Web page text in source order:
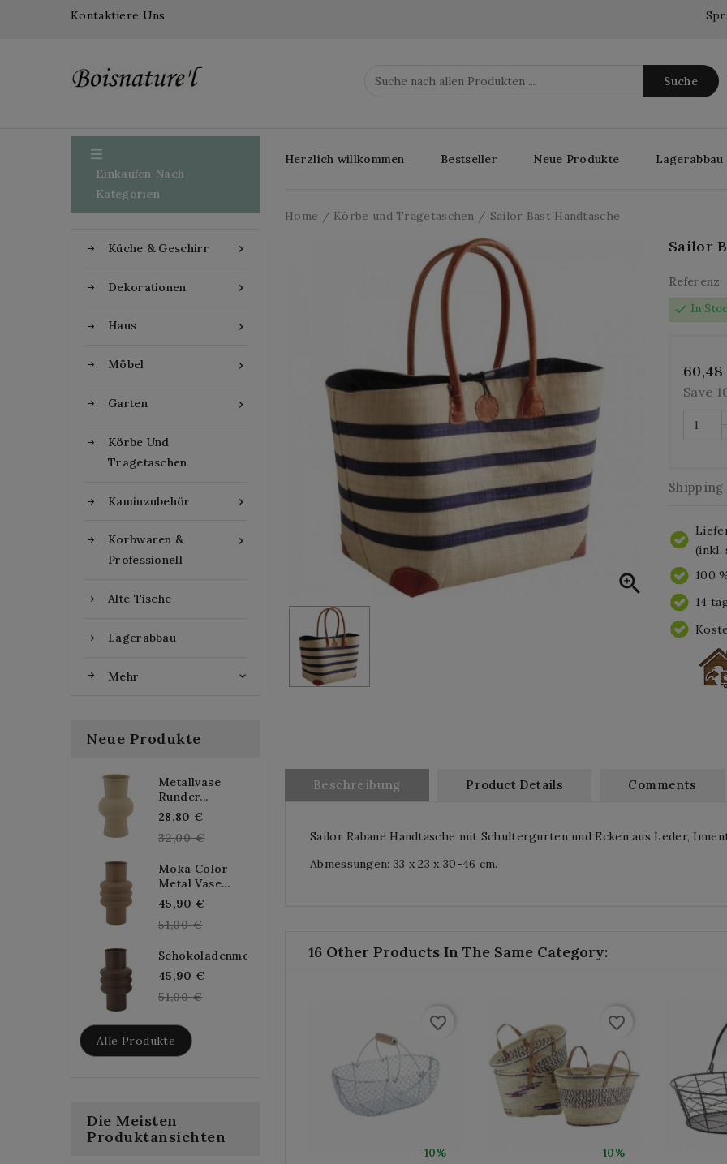
Kontaktiere Uns
Suche

Einkaufen Nach
Kategorien

Küche & Geschirr

Dekorationen

Haus

Möbel

Garten
Körbe Und
Tragetaschen

Kaminzubehör

Korbwaren &
Professionell
Alte Tische
Lagerabbau
Mehr 
Neue Produkte
Metallvase
Runder...
28,80 €
price
32,00 €
Moka Color
Metal Vase...
45,90 €
51,00 €
Schokoladenmetallvase...
45,90 €
51,00 €
Alle Produkte
Die Meisten
Produktansichten
Herzlich willkommen Bestseller Neue Produkte Lagerabbau
Home Körbe und Tragetaschen Sailor Bast Handtasche

Sailor
Referenz
check In
Save
Shipping
(inkl.
100
14
Beschreibung Product Details Comments
Sailor Rabane Handtasche mit Schultergurten und Ecken aus Leder,
Abmessungen: 33 x 23 x 30-46 cm.
16 Other Products In The Same Category:
-10%
favorite_border
-10%
favorite_border